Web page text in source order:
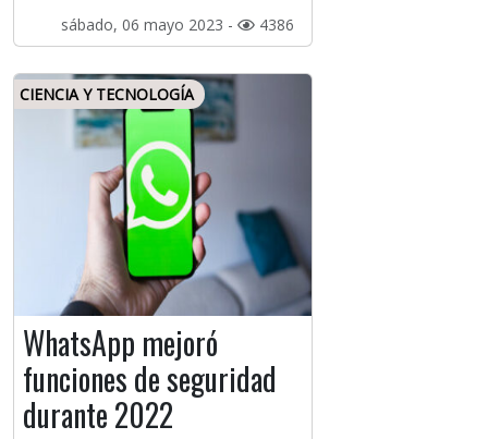
sábado, 06 mayo 2023 - 4386
CIENCIA Y TECNOLOGÍA
WhatsApp mejoró
funciones de seguridad
durante 2022